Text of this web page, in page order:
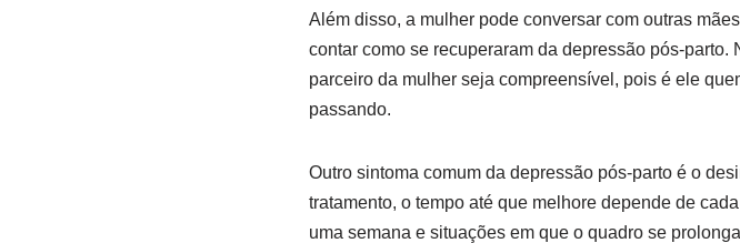
Além disso, a mulher pode conversar com outras
contar como se recuperaram da depressão pós-
parceiro da mulher seja compreensível, pois é ele
passando.
Outro sintoma comum da depressão pós-parto é o
tratamento, o tempo até que melhore depende de
uma semana e situações em que o quadro se